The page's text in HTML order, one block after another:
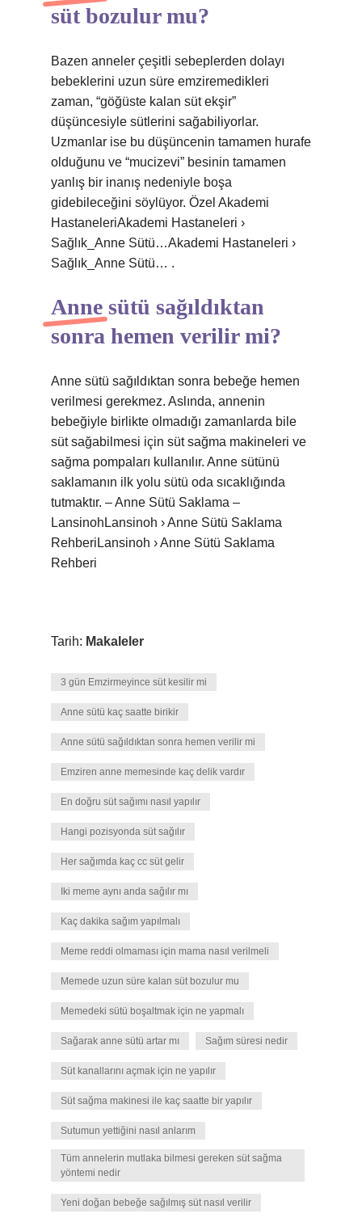
süt bozulur mu?
Bazen anneler çeşitli sebeplerden dolayı
bebeklerini uzun süre emziremedikleri
zaman, “göğüste kalan süt ekşir”
düşüncesiyle sütlerini sağabiliyorlar.
Uzmanlar ise bu düşüncenin tamamen hurafe
olduğunu ve “mucizevi” besinin tamamen
yanlış bir inanış nedeniyle boşa
gidebileceğini söylüyor. Özel Akademi
HastaneleriAkademi Hastaneleri ›
Sağlık_Anne Sütü…Akademi Hastaneleri ›
Sağlık_Anne Sütü… .
Anne sütü sağıldıktan
sonra hemen verilir mi?
Anne sütü sağıldıktan sonra bebeğe hemen
verilmesi gerekmez. Aslında, annenin
bebeğiyle birlikte olmadığı zamanlarda bile
süt sağabilmesi için süt sağma makineleri ve
sağma pompaları kullanılır. Anne sütünü
saklamanın ilk yolu sütü oda sıcaklığında
tutmaktır. – Anne Sütü Saklama –
LansinohLansinoh › Anne Sütü Saklama
RehberiLansinoh › Anne Sütü Saklama
Rehberi
Tarih: Makaleler
3 gün Emzirmeyince süt kesilir mi
Anne sütü kaç saatte birikir
Anne sütü sağıldıktan sonra hemen verilir mi
Emziren anne memesinde kaç delik vardır
En doğru süt sağımı nasıl yapılır
Hangi pozisyonda süt sağılır
Her sağımda kaç cc süt gelir
Iki meme aynı anda sağılır mı
Kaç dakika sağım yapılmalı
Meme reddi olmaması için mama nasıl verilmeli
Memede uzun süre kalan süt bozulur mu
Memedeki sütü boşaltmak için ne yapmalı
Sağarak anne sütü artar mı Sağım süresi nedir
Süt kanallarını açmak için ne yapılır
Süt sağma makinesi ile kaç saatte bir yapılır
Sutumun yettiğini nasıl anlarım
Tüm annelerin mutlaka bilmesi gereken süt sağma
yöntemi nedir
Yeni doğan bebeğe sağılmış süt nasıl verilir